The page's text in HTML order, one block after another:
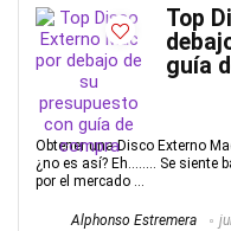
Top
guía
Obtener una Disco Externo
¿no es así? Eh…….. Se siente
por el mercado ...
Alphonso Estremera